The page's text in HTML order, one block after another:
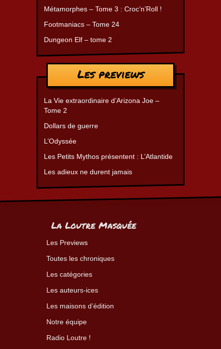
Métamorphes – Tome 3 : Croc’n’Roll !
Footmaniacs – Tome 24
Dungeon Elf – tome 2
Les previews
La Vie extraordinaire d’Arizona Joe –
Tome 2
Dollars de guerre
L’Odyssée
Les Petits Mythos présentent : L’Atlantide
Les adieux ne durent jamais
La Loutre Masquée
Les Previews
Toutes les chroniques
Les catégories
Les auteurs-ices
Les maisons d’édition
Notre équipe
Radio Loutre !